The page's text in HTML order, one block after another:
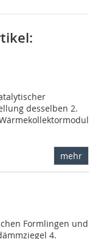
desselben 2.
mehr
Formlingen und
4.